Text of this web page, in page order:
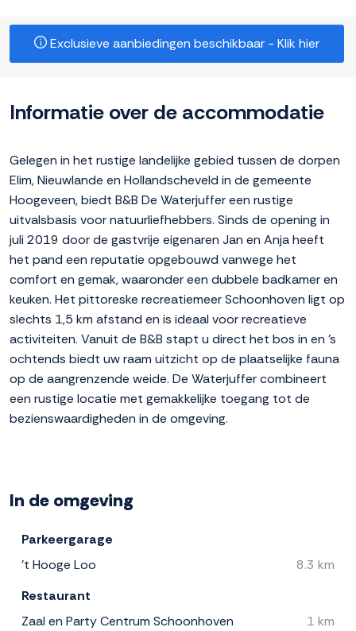
Exclusieve aanbiedingen beschikbaar - Klik hier
Informatie over de accommodatie
Gelegen in het rustige landelijke gebied tussen de dorpen
Elim, Nieuwlande en Hollandscheveld in de gemeente
Hoogeveen, biedt B&B De Waterjuffer een rustige
uitvalsbasis voor natuurliefhebbers. Sinds de opening in
juli 2019 door de gastvrije eigenaren Jan en Anja heeft
het pand een reputatie opgebouwd vanwege het
comfort en gemak, waaronder een dubbele badkamer en
keuken. Het pittoreske recreatiemeer Schoonhoven ligt op
slechts 1,5 km afstand en is ideaal voor recreatieve
activiteiten. Vanuit de B&B stapt u direct het bos in en 's
ochtends biedt uw raam uitzicht op de plaatselijke fauna
op de aangrenzende weide. De Waterjuffer combineert
een rustige locatie met gemakkelijke toegang tot de
bezienswaardigheden in de omgeving.
In de omgeving
Parkeergarage
't Hooge Loo
8.3 km
Restaurant
Zaal en Party Centrum Schoonhoven
1 km